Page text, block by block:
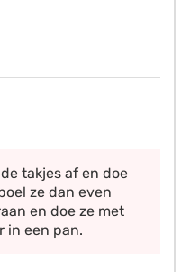
takjes af en doe
ze dan even
en doe ze met
in een pan.